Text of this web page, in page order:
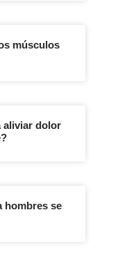
músculos
aliviar dolor
hombres se